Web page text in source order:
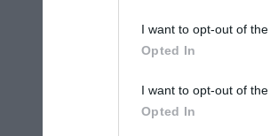
I want to opt-out of
Opted In
I want to opt-out of
Opted In